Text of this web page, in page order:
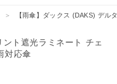
＞ 【雨傘】ダックス (DAKS) デル
ト遮光ラミネート チェ
対応傘